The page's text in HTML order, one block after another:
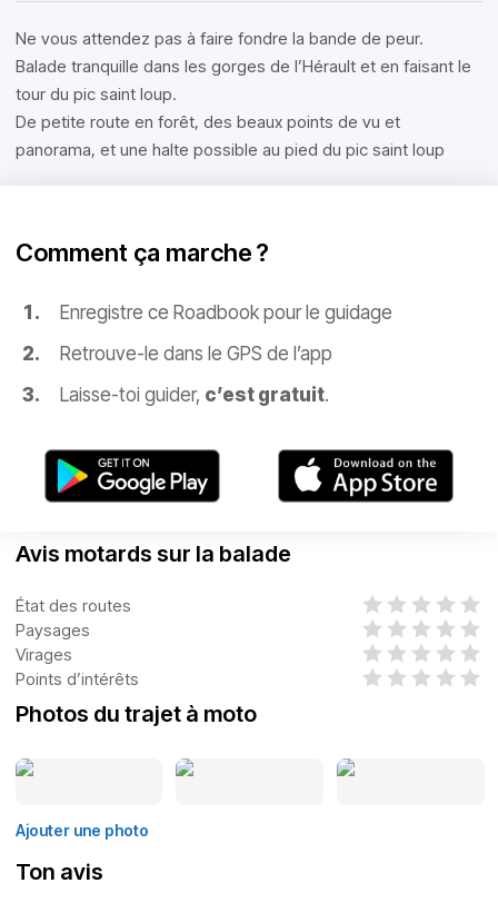
Ne vous attendez pas à faire fondre la bande de peur.
Balade tranquille dans les gorges de l’Hérault et en faisant le
tour du pic saint loup.
De petite route en forêt, des beaux points de vu et
panorama, et une halte possible au pied du pic saint loup
Comment ça marche ?
Enregistre ce Roadbook pour le guidage
Retrouve-le dans le GPS de l’app
Laisse-toi guider, c’est gratuit.
Avis motards sur la balade
État des routes
Paysages
Virages
Points d’intérêts
Photos du trajet à moto
Ajouter une photo
Ton avis